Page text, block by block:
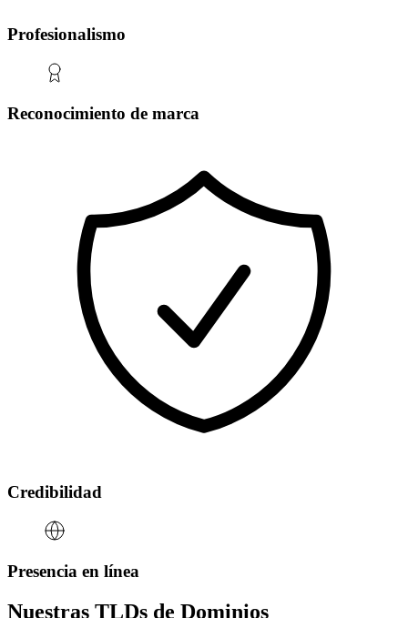
Profesionalismo
Reconocimiento de marca
Credibilidad
Presencia en línea
Nuestras TLDs de Dominios